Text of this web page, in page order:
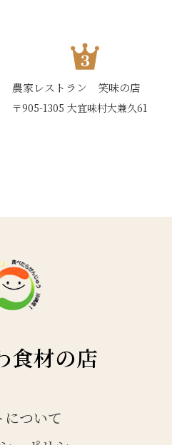
農家レストラン 笑味の店
〒905-1305 大宜味村大兼久61
食材の店
について